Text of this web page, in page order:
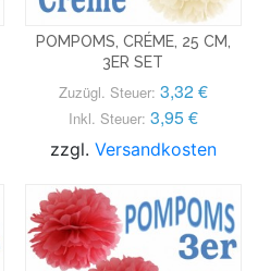
POMPOMS, CRÉME, 25 CM,
3ER SET
Zuzügl. Steuer: 3,32 €
Inkl. Steuer: 3,95 €
zzgl. Versandkosten